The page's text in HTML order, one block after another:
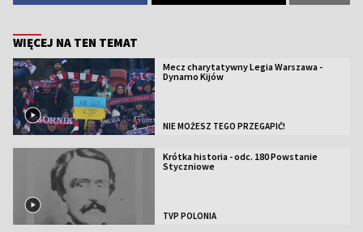
WIĘCEJ NA TEN TEMAT
Mecz charytatywny Legia Warszawa -
Dynamo Kijów
NIE MOŻESZ TEGO PRZEGAPIĆ!
Krótka historia - odc. 180 Powstanie
Styczniowe
TVP POLONIA